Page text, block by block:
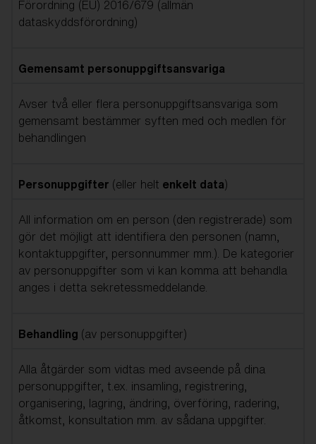
Förordning (EU) 2016/679 (allmän
dataskyddsförordning)
Gemensamt personuppgiftsansvariga
Avser två eller flera personuppgiftsansvariga som
gemensamt bestämmer syften med och medlen för
behandlingen
Personuppgifter (eller helt enkelt data)
All information om en person (den registrerade) som
gör det möjligt att identifiera den personen (namn,
kontaktuppgifter, personnummer mm.). De kategorier
av personuppgifter som vi kan komma att behandla
anges i detta sekretessmeddelande.
Behandling (av personuppgifter)
Alla åtgärder som vidtas med avseende på dina
personuppgifter, t.ex. insamling, registrering,
organisering, lagring, ändring, överföring, radering,
åtkomst, konsultation mm. av sådana uppgifter.